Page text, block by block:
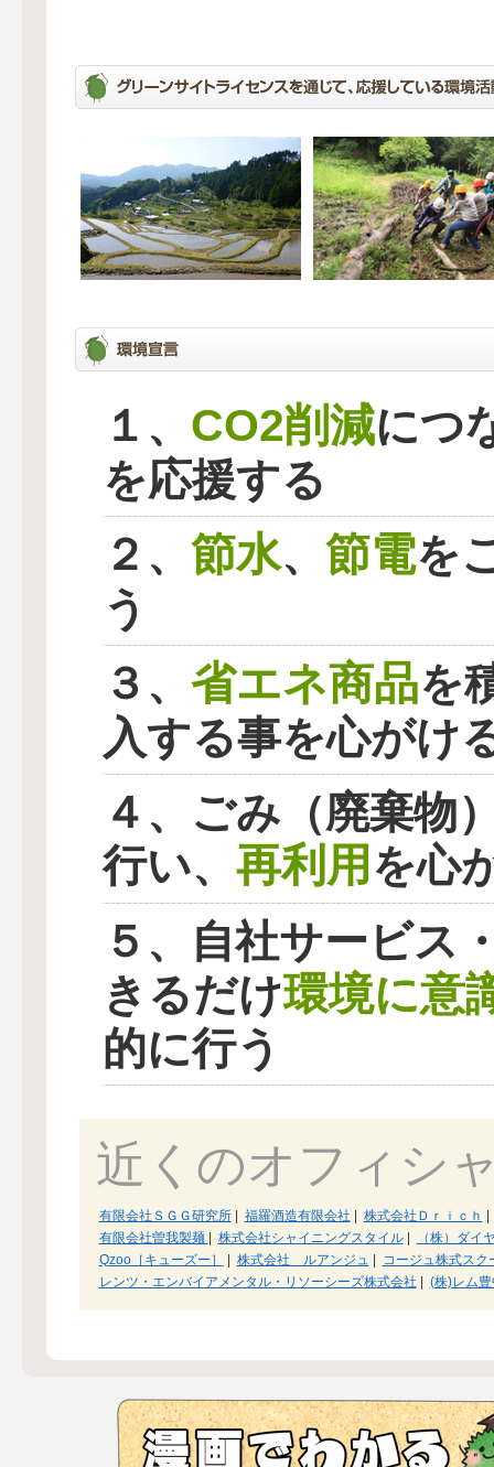
１、 CO2削減につ
を応援する
２、 節水、 節電を
う
３、 省エネ商品を
入する事を心がけ
４、ごみ（廃棄物
行い、 再利用を心
５、自社サービス
きるだけ環境に意
的に行う
近くのオフィシ
有限会社ＳＧＧ研究所| 福羅酒造有限会社 株式会社Ｄｒｉｃｈ
有限会社曽我製麺
株式会社シャイニングスタイル|
（株）ダイ
Qzoo［キューズー］
株式会社 ルアンジュ
コージュ株式スク
レンツ・エンバイアメンタル・リソーシーズ株式会社
(株)レム